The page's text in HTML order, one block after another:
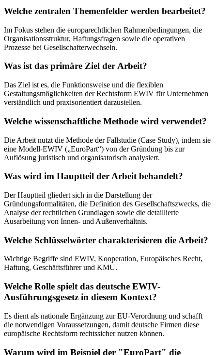
Welche zentralen Themenfelder werden bearbeitet?
Im Fokus stehen die europarechtlichen Rahmenbedingungen, die
Organisationsstruktur, Haftungsfragen sowie die operativen
Prozesse bei Gesellschafterwechseln.
Was ist das primäre Ziel der Arbeit?
Das Ziel ist es, die Funktionsweise und die flexiblen
Gestaltungsmöglichkeiten der Rechtsform EWIV für Unternehmen
verständlich und praxisorientiert darzustellen.
Welche wissenschaftliche Methode wird verwendet?
Die Arbeit nutzt die Methode der Fallstudie (Case Study), indem sie
eine Modell-EWIV („EuroPart“) von der Gründung bis zur
Auflösung juristisch und organisatorisch analysiert.
Was wird im Hauptteil der Arbeit behandelt?
Der Hauptteil gliedert sich in die Darstellung der
Gründungsformalitäten, die Definition des Gesellschaftszwecks, die
Analyse der rechtlichen Grundlagen sowie die detaillierte
Ausarbeitung von Innen- und Außenverhältnis.
Welche Schlüsselwörter charakterisieren die Arbeit?
Wichtige Begriffe sind EWIV, Kooperation, Europäisches Recht,
Haftung, Geschäftsführer und KMU.
Welche Rolle spielt das deutsche EWIV-
Ausführungsgesetz in diesem Kontext?
Es dient als nationale Ergänzung zur EU-Verordnung und schafft
die notwendigen Voraussetzungen, damit deutsche Firmen diese
europäische Rechtsform rechtssicher nutzen können.
Warum wird im Beispiel der "EuroPart" die